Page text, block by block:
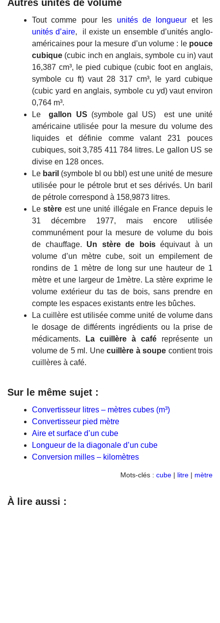
Autres unités de volume
Tout comme pour les unités de longueur et les
unités d’aire, il existe un ensemble d’unités anglo-
américaines pour la mesure d’un volume : le pouce
cubique (cubic inch en anglais, symbole cu in) vaut
16,387 cm³, le pied cubique (cubic foot en anglais,
symbole cu ft) vaut 28 317 cm³, le yard cubique
(cubic yard en anglais, symbole cu yd) vaut environ
0,764 m³.
Legallon US (symbole gal US) est une unité
américaine utilisée pour la mesure du volume des
liquides et définie comme valant 231 pouces
cubiques, soit 3,785 411 784 litres. Le gallon US se
divise en 128 onces.
Le baril (symbole bl ou bbl) est une unité de mesure
utilisée pour le pétrole brut et ses dérivés. Un baril
de pétrole correspond à 158,9873 litres.
Lestère est une unité illégale en France depuis le
31 décembre 1977, mais encore utilisée
communément pour la mesure de volume du bois
de chauffage. Un stère de boiséquivaut à un
volume d’un mètre cube, soit un empilement de
rondins de 1 mètre de long sur une hauteur de 1
mètre et une largeur de 1mètre. La stère exprime le
volume extérieur du tas de bois, sans prendre en
compte les espaces existants entre les bûches.
La cuillère est utilisée comme unité de volume dans
le dosage de différents ingrédients ou la prise de
médicaments.
La cuillère à café représente un
volume de 5 ml. Unecuillère à soupe contient trois
cuillères à café.
Sur le même sujet :
Convertisseur litres – mètres cubes (m³)
Convertisseur pied mètre
Aire et surface d’un cube
Longueur de la diagonale d’un cube
Conversion milles – kilomètres
Mots-clés : cube | litre | mètre
À lire aussi :